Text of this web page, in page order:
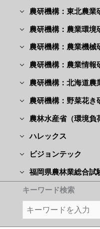
農研機構：東北農業
農研機構：農業環境
農研機構：農業機械
農研機構：農業情報
農研機構：北海道農
農研機構：野菜花き
農林水産省（環境負
ハレックス
ビジョンテック
福岡県農林業総合試
キーワード検索